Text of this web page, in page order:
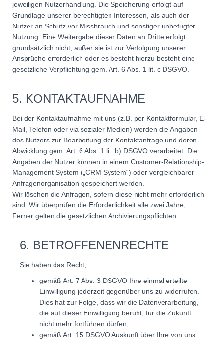
jeweiligen Nutzerhandlung. Die Speicherung erfolgt auf
Grundlage unserer berechtigten Interessen, als auch der
Nutzer an Schutz vor Missbrauch und sonstiger unbefugter
Nutzung. Eine Weitergabe dieser Daten an Dritte erfolgt
grundsätzlich nicht, außer sie ist zur Verfolgung unserer
Ansprüche erforderlich oder es besteht hierzu besteht eine
gesetzliche Verpflichtung gem. Art. 6 Abs. 1 lit. c DSGVO.
5. KONTAKTAUFNAHME
Bei der Kontaktaufnahme mit uns (z.B. per Kontaktformular, E-
Mail, Telefon oder via sozialer Medien) werden die Angaben
des Nutzers zur Bearbeitung der Kontaktanfrage und deren
Abwicklung gem. Art. 6 Abs. 1 lit. b) DSGVO verarbeitet. Die
Angaben der Nutzer können in einem Customer-Relationship-
Management System („CRM System“) oder vergleichbarer
Anfragenorganisation gespeichert werden.
Wir löschen die Anfragen, sofern diese nicht mehr erforderlich
sind. Wir überprüfen die Erforderlichkeit alle zwei Jahre;
Ferner gelten die gesetzlichen Archivierungspflichten.
6. BETROFFENENRECHTE
Sie haben das Recht,
gemäß Art. 7 Abs. 3 DSGVO Ihre einmal erteilte
Einwilligung jederzeit gegenüber uns zu widerrufen.
Dies hat zur Folge, dass wir die Datenverarbeitung,
die auf dieser Einwilligung beruht, für die Zukunft
nicht mehr fortführen dürfen;
gemäß Art. 15 DSGVO Auskunft über Ihre von uns